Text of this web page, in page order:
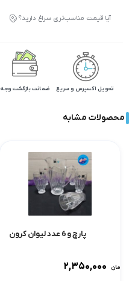
آیا قیمت مناسب‌تری سراغ دارید؟
تحویل اکسپرس و سریع ضمانت بازگشت وجه
محصولات مشابه
پارچ و 6 عدد لیوان کرون
۲,۳۵۰,۰۰۰ تومان